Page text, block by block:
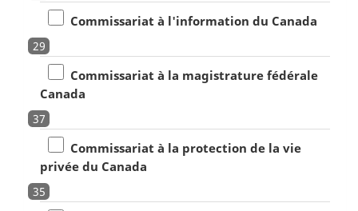
Commissariat à l'information du Canada
29
Commissariat à la magistrature fédérale
Canada
37
Commissariat à la protection de la vie
privée du Canada
35